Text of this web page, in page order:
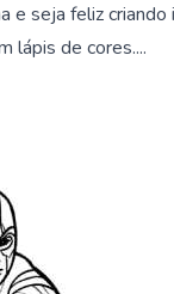
e seja feliz criando
lápis de cores....